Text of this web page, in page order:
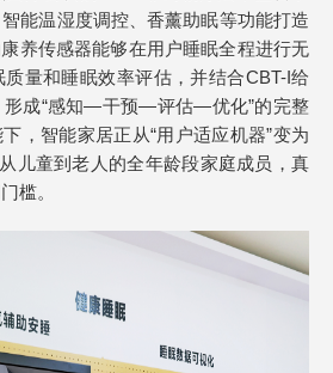
能温湿度调控、香薰助眠等功能打造
养传感器能够在用户睡眠全程进行无
量和睡眠效率评估，并结合CBT-I给
形成“感知—干预—评估—优化”的完整
，智能家居正从“用户适应机器”变为
儿童到老人的全年龄段家庭成员，真
槛。